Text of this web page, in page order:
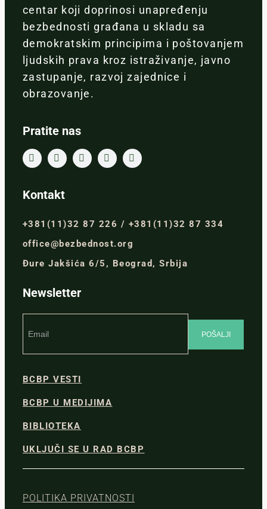
centar koji doprinosi unapređenju
bezbednosti građana u skladu sa
demokratskim principima i poštovanjem
ljudskih prava kroz istraživanje, javno
zastupanje, razvoj zajednice i
obrazovanje.
Pratite nas
Kontakt
+381(11)32 87 226 / +381(11)32 87 334
office@bezbednost.org
Đure Jakšića 6/5, Beograd, Srbija
Newsletter
BCBP VESTI
BCBP U MEDIJIMA
BIBLIOTEKA
UKLJUČI SE U RAD BCBP
POLITIKA PRIVATNOSTI